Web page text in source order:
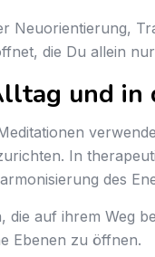
Neuorientierung,
die Du allein
und in
In
des
die auf ihrem Weg
Ebenen zu öffnen.